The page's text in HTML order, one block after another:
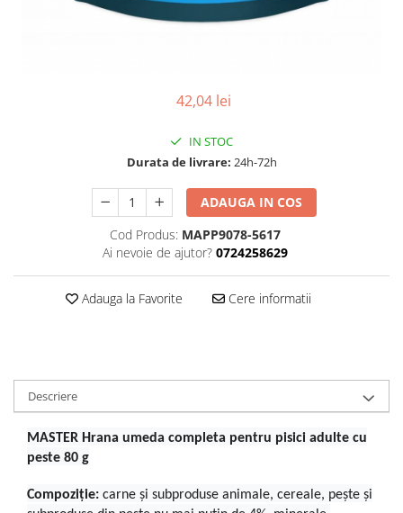
42,04 lei
IN STOC
Durata de livrare: 24h-72h
ADAUGA IN COS
Cod Produs: MAPP9078-5617
Ai nevoie de ajutor? 0724258629
Adauga la Favorite Cere informatii
Descriere
MASTER Hrana umeda completa pentru pisici adulte cu
peste 80 g
Compoziție: carne și subproduse animale, cereale, pește și